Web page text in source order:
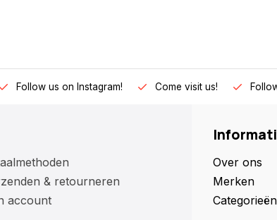
Follow us on Instagram! Come visit us!
& retourneren
account
Over ons
Merken
Categorieën